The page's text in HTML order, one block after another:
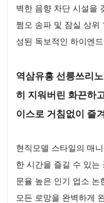
벽한 음향 차단 시설을
쩜오 송파 및 잠실 상위
성된 독보적인 하이엔
역삼유흥 선릉쓰리
히 지워버린 화끈하
이스로 거침없이 즐
현직모델 스타일의 매
한 시간을 즐길 수 있는
문율 높은 인기 업소 논
모든 로망을 완벽하게